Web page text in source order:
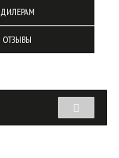
ДИЛЕРАМ
ОТЗЫВЫ